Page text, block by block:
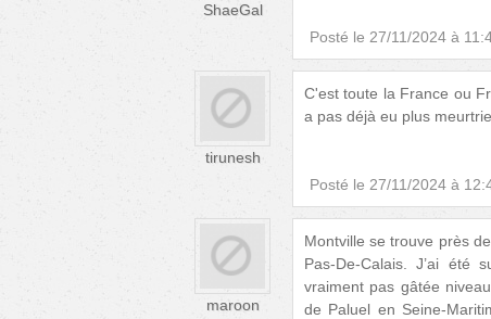
ShaeGal
Posté le 27/11/2024 à
tirunesh
C'est toute la France ou
a pas déjà eu plus
Posté le 27/11/2024 à
maroon
Montville se trouve près
Pas-De-Calais. J’ai été
vraiment pas gâtée
de Paluel en Seine-